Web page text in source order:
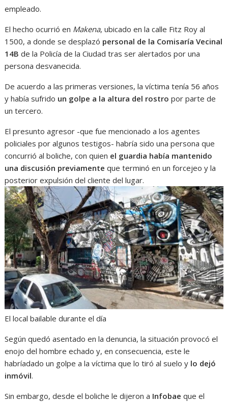
empleado.
El hecho ocurrió en Makena, ubicado en la calle Fitz Roy al
1500, a donde se desplazó personal de la Comisaría Vecinal
14B de la Policía de la Ciudad tras ser alertados por una
persona desvanecida.
De acuerdo a las primeras versiones, la víctima tenía 56 años
y había sufrido un golpe a la altura del rostropor parte de
un tercero.
El presunto agresor -que fue mencionado a los agentes
policiales por algunos testigos- habría sido una persona que
concurrió al boliche, con quien el guardia había mantenido
una discusión previamenteque terminó en un forcejeo y la
posterior expulsión del cliente del lugar.
El local bailable durante el día
Según quedó asentado en la denuncia, la situación provocó el
enojo del hombre echado y, en consecuencia, este le
habríadado un golpe a la víctima que lo tiró al suelo y lo dejó
inmóvil.
Sin embargo, desde el boliche le dijeron a Infobae que el